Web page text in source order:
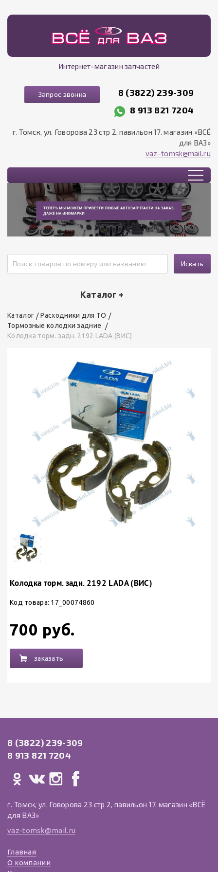
Интернет-магазин запчастей
Запрос звонка
8 (3822) 239-309
8 913 821 7204
г. Томск, ул. Говорова 23 стр 2, павильон 17. магазин «ВСЁ
для ВАЗ»
vaz-tomsk@mail.ru
Искать
Каталог +
Каталог
Расходники для ТО
Тормозные колодки задние
Колодка торм. задн. 2192 LADA (ВИС)
Колодка торм. задн. 2192 LADA (ВИС)
Код товара: 17_00074860
700 руб.
заказать
8 (3822) 239-309
8 913 821 7204
г. Томск, ул. Говорова 23 стр 2, павильон 17. магазин «ВСЁ
для ВАЗ»
vaz-tomsk@mail.ru
Главная
О компании